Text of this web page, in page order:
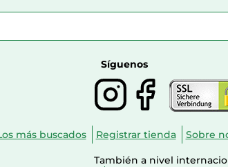
Síguenos
más buscados Registrar tienda Sobre
También a nivel